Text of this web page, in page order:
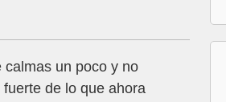
calmas un poco y no
de lo que ahora